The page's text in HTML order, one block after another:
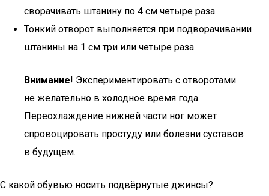
сворачивать штанину по 4 см четыре раза.
Тонкий отворот выполняется при подворачивании
штанины на 1 см три или четыре раза.
Внимание! Экспериментировать с отворотами
не желательно в холодное время года.
Переохлаждение нижней части ног может
спровоцировать простуду или болезни суставов
в будущем.
С какой обувью носить подвёрнутые джинсы?